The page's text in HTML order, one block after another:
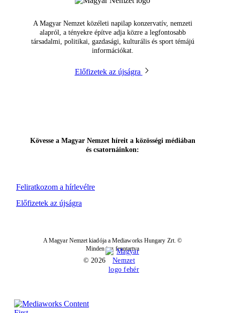
A Magyar Nemzet közéleti napilap konzervatív, nemzeti
alapról, a tényekre építve adja közre a legfontosabb
társadalmi, politikai, gazdasági, kulturális és sport témájú
információkat.
Előfizetek az újságra
Feliratkozom a hírlevélre
Kövesse a Magyar Nemzet híreit a közösségi médiában
és csatornáinkon:
Előfizetek az újságra
A Magyar Nemzet kiadója a Mediaworks Hungary Zrt. ©
Minden jog fenntartva
© 2026